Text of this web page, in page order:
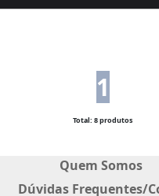
1
Total: 8 produtos
Quem Somos
Dúvidas Frequentes/